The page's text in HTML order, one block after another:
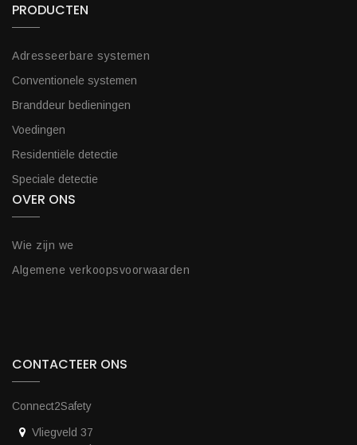
PRODUCTEN
Adresseerbare systemen
Conventionele systemen
Branddeur bedieningen
Voedingen
Residentiële detectie
Speciale detectie
OVER ONS
Wie zijn we
Algemene verkoopsvoorwaarden
CONTACTEER ONS
Connect2Safety
Vliegveld 37